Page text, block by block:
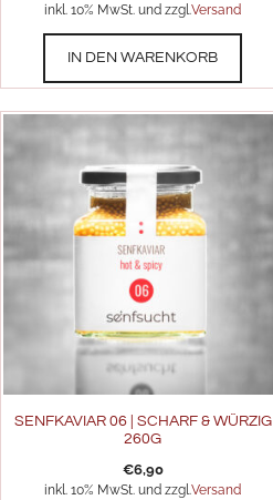
inkl. 10% MwSt. und zzgl.Versand
IN DEN WARENKORB
SENFKAVIAR 06 | SCHARF & WÜRZIG
260G
€6,90
inkl. 10% MwSt. und zzgl.Versand